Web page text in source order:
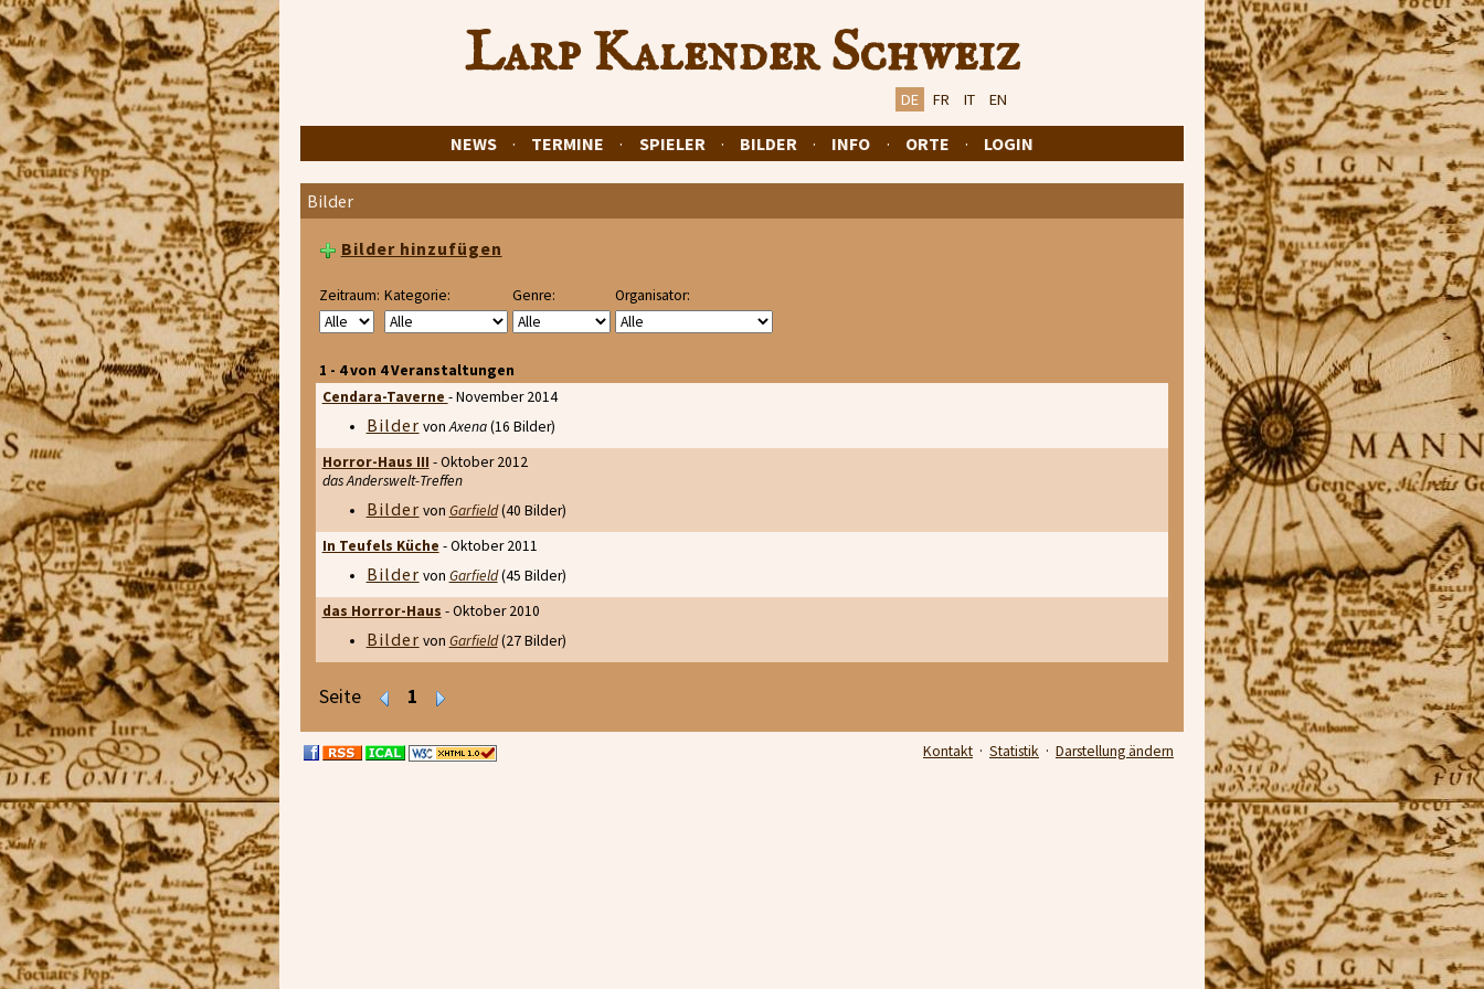
Larp Kalender Schweiz
DE FR IT EN
NEWS · TERMINE · SPIELER · BILDER · INFO · ORTE · LOGIN
Bilder
Bilder hinzufügen
Zeitraum: Kategorie: Genre: Organisator:
1 - 4 von 4 Veranstaltungen
Cendara-Taverne - November 2014
Bilder vonAxena(16 Bilder)
Horror-Haus III - Oktober 2012
das Anderswelt-Treffen
Bilder von Garfield(40 Bilder)
In Teufels Küche - Oktober 2011
Bilder von Garfield(45 Bilder)
das Horror-Haus - Oktober 2010
Bilder von Garfield(27 Bilder)
Seite 1
Kontakt · Statistik · Darstellung ändern